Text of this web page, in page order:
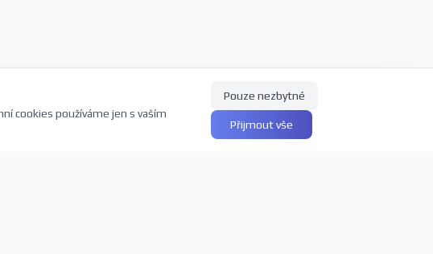
cookies používáme jen s vaším
Pouze nezbytné
Přijmout vše